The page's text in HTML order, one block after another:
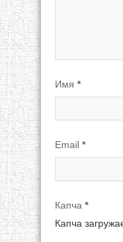
Имя *
Email *
Капча *
Капча